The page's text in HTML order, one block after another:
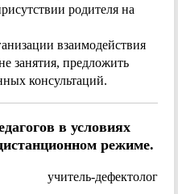
родителя на
взаимодействия
занятия, предложить
консультаций.
в условиях
режиме.
учитель-дефектолог